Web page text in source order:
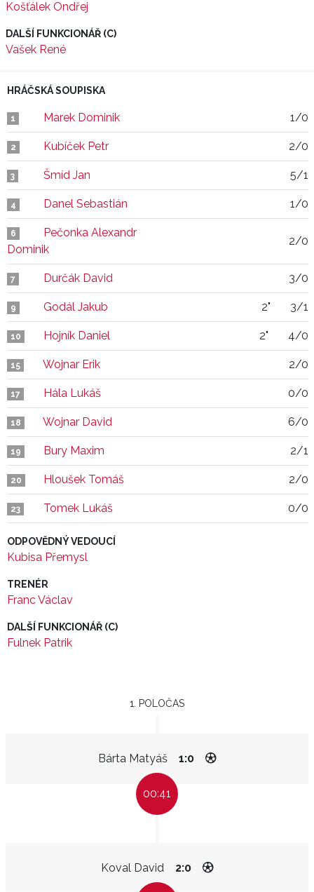
Košťálek Ondřej
DALŠÍ FUNKCIONÁŘ (C)
Vašek René
HRÁČSKÁ SOUPISKA
1 Marek Dominik 1/0
2 Kubíček Petr 2/0
3 Šmíd Jan 5/1
4 Danel Sebastián 1/0
6
Pečonka Alexandr
Dominik
2/0
7 Durčák David 3/0
9 Godál Jakub 2" 3/1
10 Hojník Daniel 2" 4/0
15 Wojnar Erik 2/0
17 Hála Lukáš 0/0
18 Wojnar David 6/0
19 Bury Maxim 2/1
20 Hloušek Tomáš 2/0
23 Tomek Lukáš 0/0
ODPOVĚDNÝ VEDOUCÍ
Kubisa Přemysl
TRENÉR
Franc Václav
DALŠÍ FUNKCIONÁŘ (C)
Fulnek Patrik
1. POLOČAS
Bárta Matyáš 1:0
00:41
Koval David 2:0